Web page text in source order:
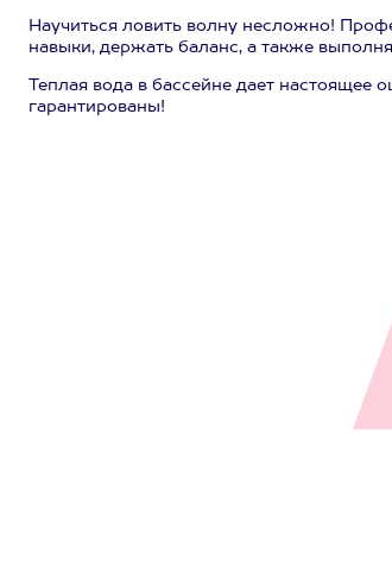
Научиться ловить волну несложно!
навыки, держать баланс, а также
Теплая вода в бассейне дает
гарантированы!